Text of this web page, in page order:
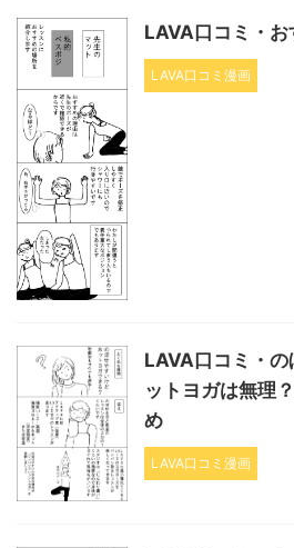
LAVA口コミ・
LAVA口コミ漫画
LAVA口コミ・
ットヨガは無理
め
LAVA口コミ漫画